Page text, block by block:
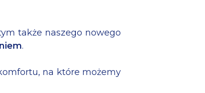
także naszego nowego
.
na które możemy